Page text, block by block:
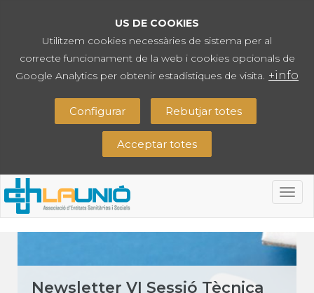
US DE COOKIES
Utilitzem cookies necessàries de sistema per al
correcte funcionament de la web i cookies opcionals de
Google Analytics per obtenir estadístiques de visita. +info
Configurar Rebutjar totes
Acceptar totes
Newsletter VI Sessió Tècnica